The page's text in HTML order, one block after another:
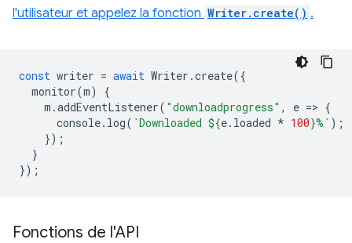
l'utilisateur et appelez la fonction Writer.create() .
const writer = await Writer .create({
monitor(m)
{
m .addEventListener( "downloadprogress" , e => {
console. log( `Downloaded ${e. loaded * 100}%` );
});
}
});
Fonctions de l'API